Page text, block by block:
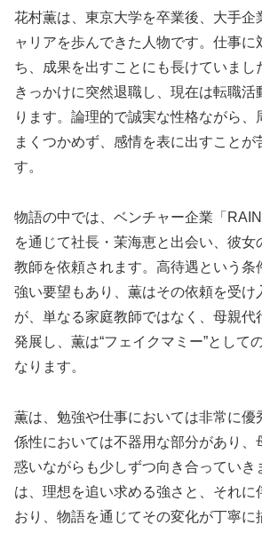
花村薫は、東京大学を卒業後、大手企
ャリアを歩んできた人物です。仕事に
ち、成果を出すことにも長けていまし
きっかけに突然退職し、現在は転職活
ります。論理的で誠実な性格ながら、
まくつかめず、感情を表に出すことが
す。
物語の中では、ベンチャー企業「
を通じて社長・茉海恵と出会い、彼女
教師を依頼されます。高待遇という条
強い要望もあり、薫はその依頼を受け
が、単なる家庭教師ではなく、母親代
発展し、薫は“フェイクマミー”として
なります。
薫は、勉強や仕事においては非常に優
係性においては不器用な部分があり、
惑いながらも少しずつ向き合っていき
は、理想を追い求める強さと、それに
おり、物語を通じてその変化が丁寧に